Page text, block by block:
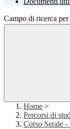
Campo di ricerca
Home >
Percorsi di
Corso Serale